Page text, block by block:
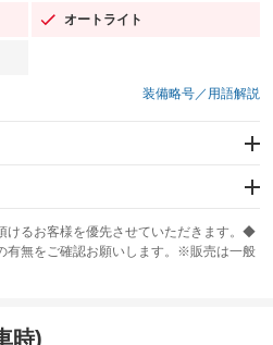
オートライト
：装備あり
装備略号／用語解説
ド
ABS
けるお客様を優先させていただきます。◆
有無をご確認お願いします。※販売は一般
時)